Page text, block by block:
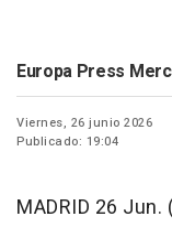
Europa Press
Viernes, 26 junio 2026
Publicado: 19:04
MADRID 26 Jun.